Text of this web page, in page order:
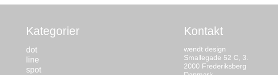
Kategorier
dot
line
spot
Kontakt
wendt design
Smallegade 52 C, 3.
2000 Frederiksberg